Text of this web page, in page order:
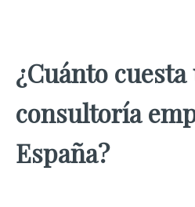
¿Cuánto cuesta
consultoría
España?